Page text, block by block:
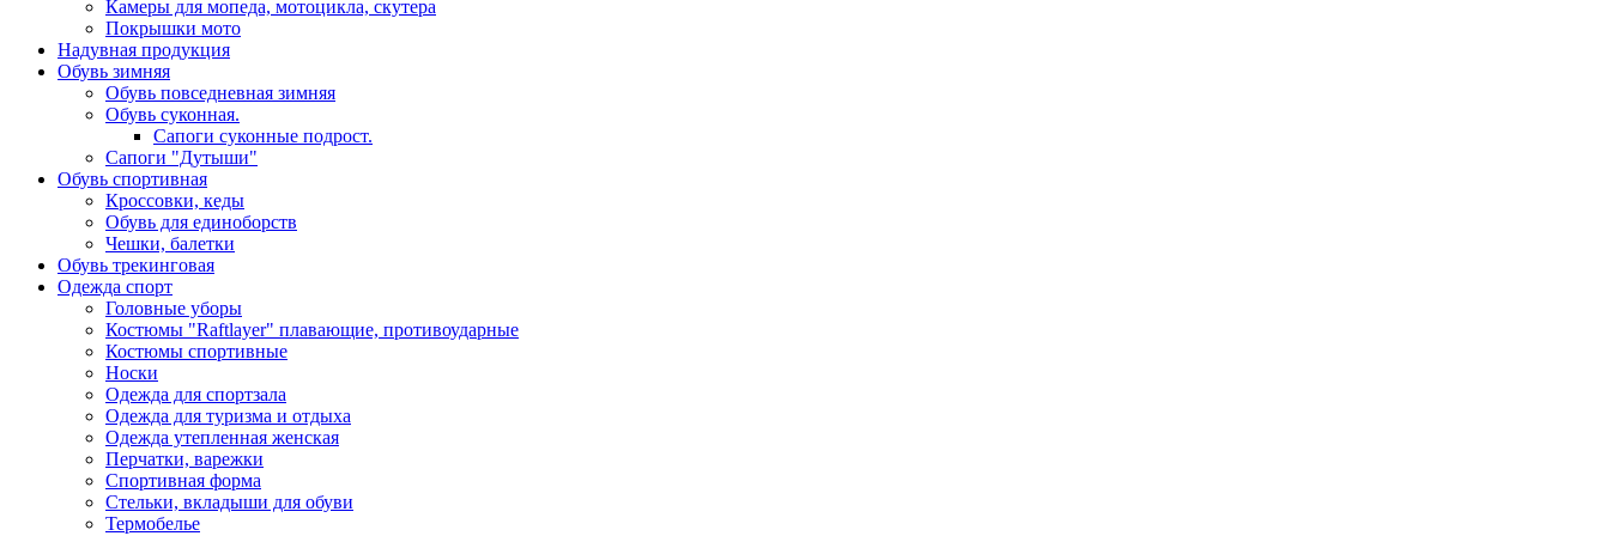
Камеры для мопеда, мотоцикла, скутера
Покрышки мото
Надувная продукция
Обувь зимняя
Обувь повседневная зимняя
Обувь суконная.
Сапоги суконные подрост.
Сапоги "Дутыши"
Обувь спортивная
Кроссовки, кеды
Обувь для единоборств
Чешки, балетки
Обувь трекинговая
Одежда спорт
Головные уборы
Костюмы "Raftlayer" плавающие, противоударные
Костюмы спортивные
Носки
Одежда для спортзала
Одежда для туризма и отдыха
Одежда утепленная женская
Перчатки, варежки
Спортивная форма
Стельки, вкладыши для обуви
Термобелье